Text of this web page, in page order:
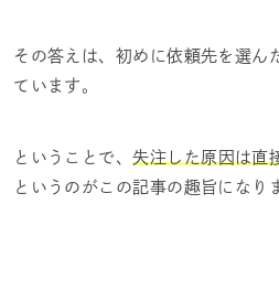
その答えは、初めに依頼先を選ん
ています。
ということで、失注した原因は直
というのがこの記事の趣旨になり